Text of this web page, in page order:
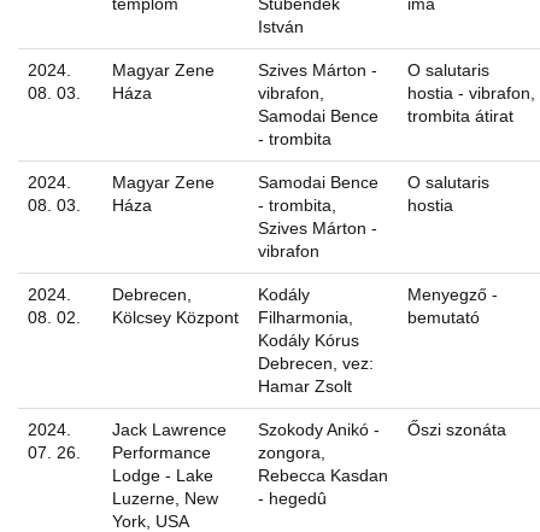
István
2024.
08. 03.
Magyar Zene
Háza
Szives Márton -
vibrafon,
Samodai Bence
- trombita
O salutaris
hostia - vibrafon,
trombita átirat
2024.
08. 03.
Magyar Zene
Háza
Samodai Bence
- trombita,
Szives Márton -
vibrafon
O salutaris
hostia
2024.
08. 02.
Debrecen,
Kölcsey Központ
Kodály
Filharmonia,
Kodály Kórus
Debrecen, vez:
Hamar Zsolt
Menyegző -
bemutató
2024.
07. 26.
Jack Lawrence
Performance
Lodge - Lake
Luzerne, New
York, USA
Szokody Anikó -
zongora,
Rebecca Kasdan
- hegedû
Őszi szonáta